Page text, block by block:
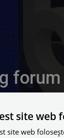
forum
site web
site web